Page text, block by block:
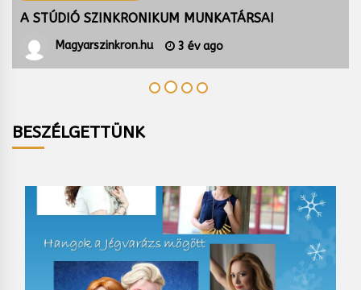
A STÚDIÓ SZINKRONIKUM MUNKATÁRSAI
Magyarszinkron.hu 3 év ago
BESZÉLGETTÜNK